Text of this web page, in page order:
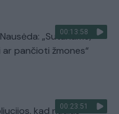
00:13:58
„Sutariame,
pančioti žmones“
00:23:51
kad naujas